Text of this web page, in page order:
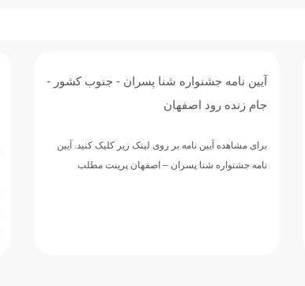
آیین نامه جشنواره شنا پسران - جنوب کشور -
جام زنده رود اصفهان
برای مشاهده آیین نامه بر روی لینک زیر کلیک کنید. آیین
نامه جشنواره شنا پسران – اصفهان پرینت مطلب